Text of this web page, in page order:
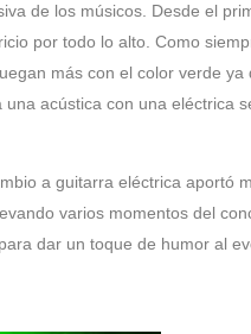
de los músicos. Desde el
por todo lo alto. Como
más con el color verde ya
acústica con una eléctrica
a guitarra eléctrica aportó
varios momentos del
dar un toque de humor al